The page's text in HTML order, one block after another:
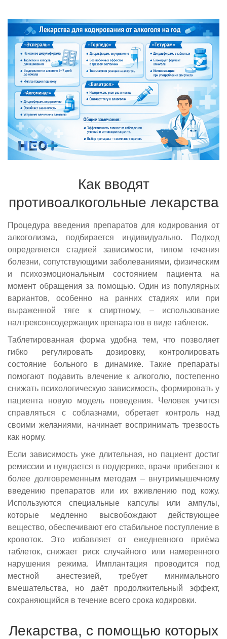
Как вводят
противоалкогольные лекарства
Процедура введения препаратов для кодирования от
алкоголизма, подбирается индивидуально. Подход
определяется стадией зависимости, типом течения
болезни, сопутствующими заболеваниями, физическим
и психоэмоциональным состоянием пациента на
момент обращения за помощью. Один из популярных
вариантов, особенно на ранних стадиях или при
выраженной тяге к спиртному, – использование
налтрексонсодержащих препаратов в виде таблеток.
Таблетированная форма удобна тем, что позволяет
гибко регулировать дозировку, контролировать
состояние больного в динамике. Такие препараты
помогают подавить влечение к алкоголю, постепенно
снижать психологическую зависимость, формировать у
пациента новую модель поведения. Человек учится
справляться с соблазнами, обретает контроль над
своими желаниями, начинает воспринимать трезвость
как норму.
Если зависимость уже длительная, но пациент достиг
ремиссии и нуждается в поддержке, врачи прибегают к
более долговременным методам – внутримышечному
введению препаратов или их вживлению под кожу.
Используются специальные капсулы или ампулы,
которые медленно высвобождают действующее
вещество, обеспечивают его стабильное поступление в
кровоток. Это избавляет от ежедневного приёма
таблеток, снижает риск случайного или намеренного
нарушения режима. Имплантация проводится под
местной анестезией, требует минимального
вмешательства, но даёт продолжительный эффект,
сохраняющийся в течение всего срока кодировки.
Лекарства, с помощью которых